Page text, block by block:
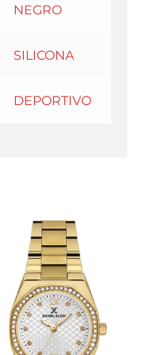
NEGRO
SILICONA
DEPORTIVO